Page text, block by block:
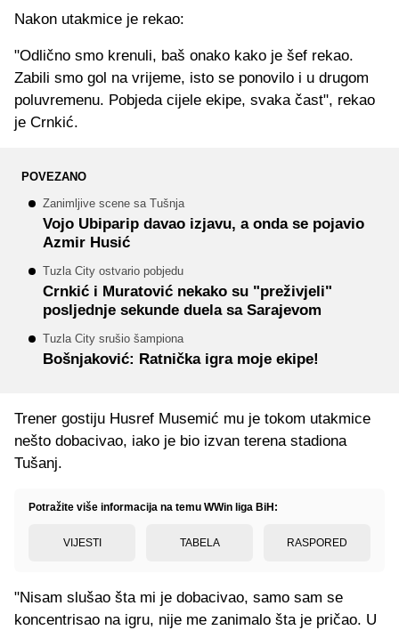
Nakon utakmice je rekao:
"Odlično smo krenuli, baš onako kako je šef rekao.
Zabili smo gol na vrijeme, isto se ponovilo i u drugom
poluvremenu. Pobjeda cijele ekipe, svaka čast", rekao
je Crnkić.
POVEZANO
Zanimljive scene sa Tušnja
Vojo Ubiparip davao izjavu, a onda se pojavio
Azmir Husić
Tuzla City ostvario pobjedu
Crnkić i Muratović nekako su "preživjeli"
posljednje sekunde duela sa Sarajevom
Tuzla City srušio šampiona
Bošnjaković: Ratnička igra moje ekipe!
Trener gostiju Husref Musemić mu je tokom utakmice
nešto dobacivao, iako je bio izvan terena stadiona
Tušanj.
Potražite više informacija na temu WWin liga BiH:
VIJESTI TABELA RASPORED
"Nisam slušao šta mi je dobacivao, samo sam se
koncentrisao na igru, nije me zanimalo šta je pričao. U